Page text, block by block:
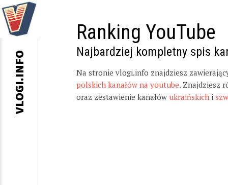
Ranking YouTube
Najbardziej kompletny spis
Na stronie vlogi.info znajdziesz
polskich kanałów na youtube. Znajdziesz
oraz zestawienie kanałów ukraińskich i
VLOGI.INFO